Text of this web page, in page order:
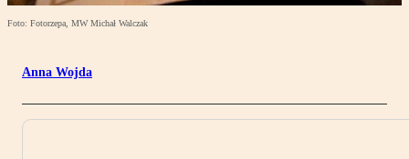
Foto: Fotorzepa, MW Michał Walczak
Anna Wojda